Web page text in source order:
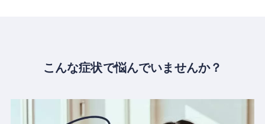
こんな症状で悩んでいませんか？